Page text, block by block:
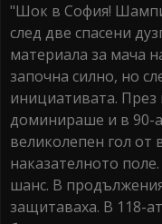
"Шок в София!
след две спасени
материала за мача
започна силно, но
инициативата.
доминираше и в 90-
великолепен гол от
наказателното
шанс. В
защитаваха. В 118-